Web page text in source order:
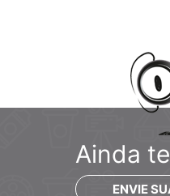
Ainda
ENVIE